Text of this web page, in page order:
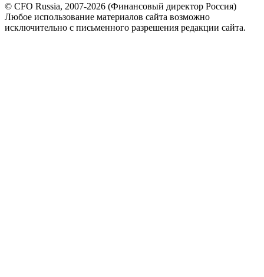
© CFO Russia, 2007-2026 (Финансовый директор Россия)
Любое использование материалов сайта возможно
исключительно с письменного разрешения редакции сайта.